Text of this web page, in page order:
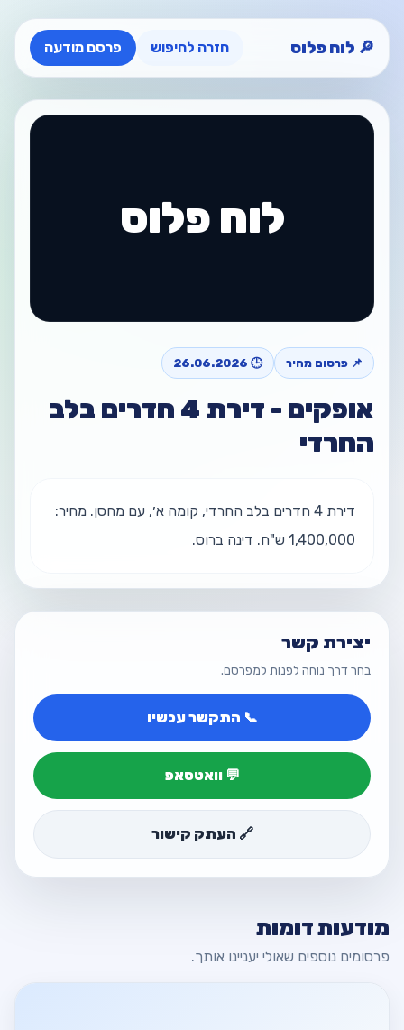
🔎 לוח פלוס חזרה לחיפוש פרסם מודעה
לוח פלוס
📌 פרסום מהיר 🕒 26.06.2026
אופקים - דירת 4 חדרים בלב
החרדי
1,400,000 ש"ח. דינה ברוס.
יצירת קשר
בחר דרך נוחה לפנות למפרסם.
📞 התקשר עכשיו
💬 וואטסאפ
🔗 העתק קישור
מודעות דומות
פרסומים נוספים שאולי יעניינו אותך.